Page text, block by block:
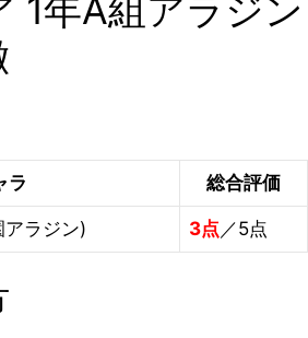
1年A組アラジン
ラ 総合評価
アラジン) 3点 ／5点